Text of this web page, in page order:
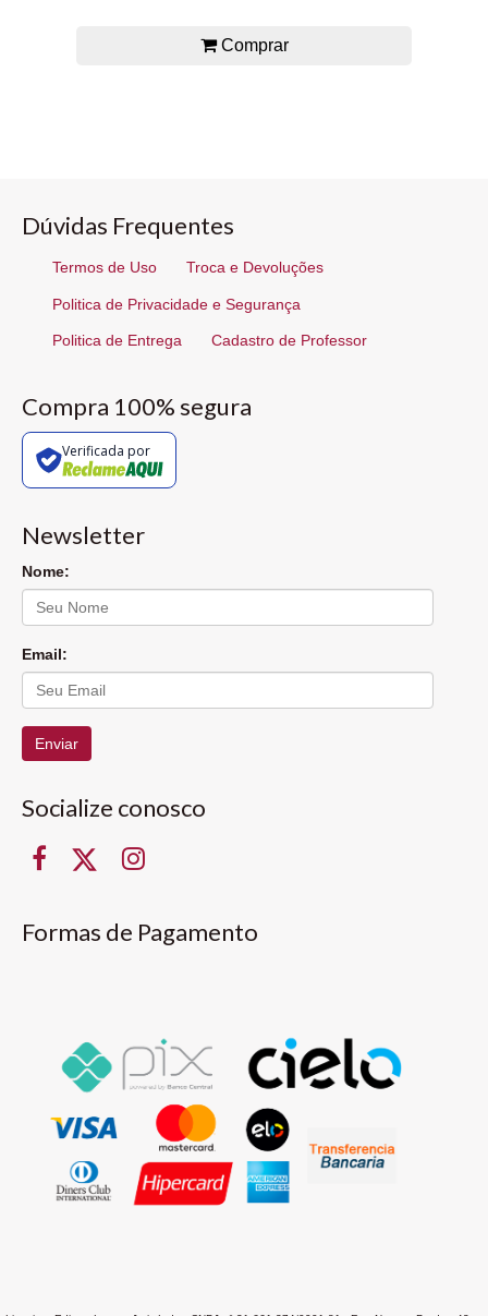
Comprar
Dúvidas Frequentes
Termos de Uso Troca e Devoluções
Politica de Privacidade e Segurança
Politica de Entrega Cadastro de Professor
Compra 100% segura
Verificada por
Newsletter
Nome:
Email:
Enviar
Socialize conosco
Formas de Pagamento